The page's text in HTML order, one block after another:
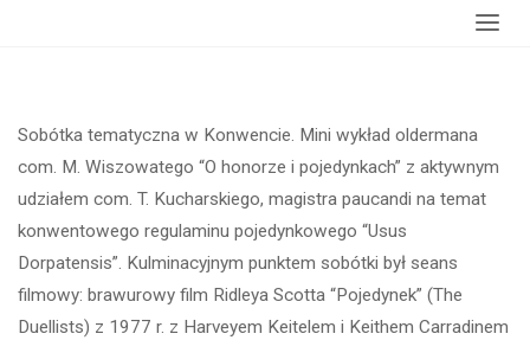
Sobótka “O honorze i pojedynkach”
Sobótka tematyczna w Konwencie. Mini wykład oldermana
com. M. Wiszowatego “O honorze i pojedynkach” z aktywnym
udziałem com. T. Kucharskiego, magistra paucandi na temat
konwentowego regulaminu pojedynkowego “Usus
Dorpatensis”. Kulminacyjnym punktem sobótki był seans
filmowy: brawurowy film Ridleya Scotta “Pojedynek” (The
Duellists) z 1977 r. z Harveyem Keitelem i Keithem Carradinem